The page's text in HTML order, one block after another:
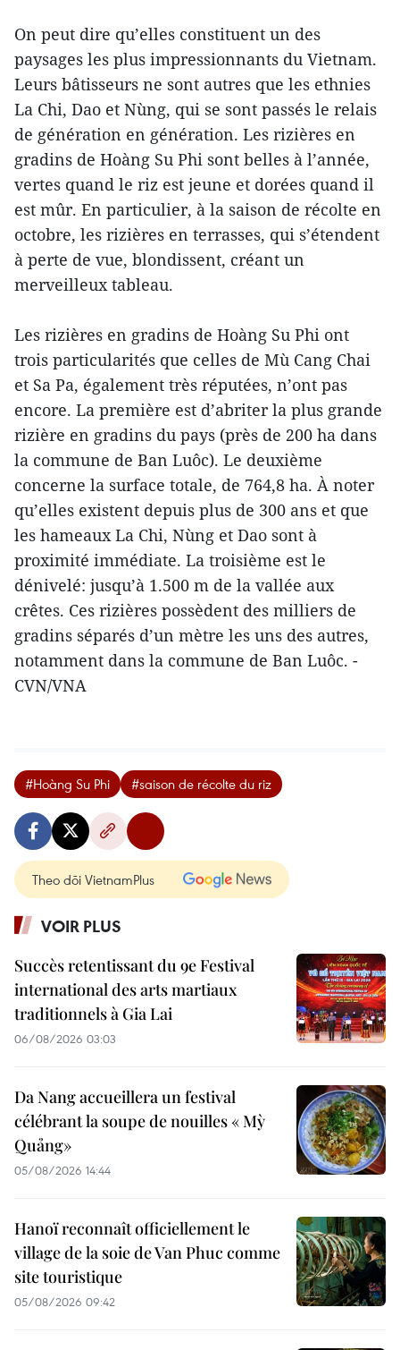
On peut dire qu’elles constituent un des
paysages les plus impressionnants du Vietnam.
Leurs bâtisseurs ne sont autres que les ethnies
La Chi, Dao et Nùng, qui se sont passés le relais
de génération en génération. Les rizières en
gradins de Hoàng Su Phi sont belles à l’année,
vertes quand le riz est jeune et dorées quand il
est mûr. En particulier, à la saison de récolte en
octobre, les rizières en terrasses, qui s’étendent
à perte de vue, blondissent, créant un
merveilleux tableau.
Les rizières en gradins de Hoàng Su Phi ont
trois particularités que celles de Mù Cang Chai
et Sa Pa, également très réputées, n’ont pas
encore. La première est d’abriter la plus grande
rizière en gradins du pays (près de 200 ha dans
la commune de Ban Luôc). Le deuxième
concerne la surface totale, de 764,8 ha. À noter
qu’elles existent depuis plus de 300 ans et que
les hameaux La Chi, Nùng et Dao sont à
proximité immédiate. La troisième est le
dénivelé: jusqu’à 1.500 m de la vallée aux
crêtes. Ces rizières possèdent des milliers de
gradins séparés d’un mètre les uns des autres,
notamment dans la commune de Ban Luôc. -
CVN/VNA
#Hoàng Su Phi #saison de récolte du riz
Theo dõi VietnamPlus
VOIR PLUS
Succès retentissant du 9e Festival
international des arts martiaux
traditionnels à Gia Lai
06/08/2026 03:03
Da Nang accueillera un festival
célébrant la soupe de nouilles « Mỳ
Quảng»
05/08/2026 14:44
Hanoï reconnaît officiellement le
village de la soie de Van Phuc comme
site touristique
05/08/2026 09:42